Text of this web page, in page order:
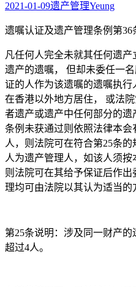
2021-01-09遗产管理Yeung
遗嘱认证及遗产管理条例第36
凡任何人完全未就其任何遗
遗产的遗嘱， 但却未委任一
证的人作为该遗嘱的遗嘱执
在香港以外地方居住， 或法
者遗产或遗产中任何部分的
条例未获通过则依照法律本
人，则法院可在符合第25条
人为遗产管理人，如该人须按
则法院可在其给予保证后作
理均可由法院以其认为适当的
第25条说明：涉及同一财产
超过4人。